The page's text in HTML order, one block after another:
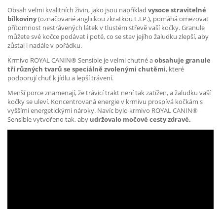
Obsah velmi kvalitních živin, jako jsou například vysoce stravitelné
bílkoviny(označované anglickou zkratkou L.I.P.), pomáhá omezovat
přítomnost nestrávených látek v tlustém střevě vaší kočky. Granule
můžete své kočce podávat i poté, co se stav jejího žaludku zlepší, aby
zůstal i nadále v pořádku.
Krmivo ROYAL CANIN® Sensible je velmi chutné aobsahuje granule
tří různých tvarů se speciálně zvolenými chutěmi, které
podporují chuť k jídlu a lepší trávení.
Menší porce znamenají, že trávicí trakt není tak zatížen, a žaludku vaší
kočky se uleví. Koncentrovaná energie v krmivu prospívá kočkám s
vyššími energetickými nároky. Navíc bylo krmivo ROYAL CANIN®
Sensible vytvořeno tak, aby udržovalo močové cesty zdravé.